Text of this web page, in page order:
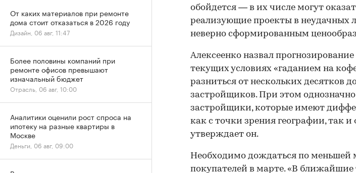
обойдется — в их числе могут
реализующие проекты в неудачных
неверно сформированным
Алексеенко назвал
текущих условиях «гаданием на
разниться от нескольких десятков
застройщиков. При этом
застройщики, которые имеют
как с точки зрения географии, так
утверждает он.
Необходимо дождаться по меньшей
покупателей в марте. «В ближайшие
От каких материалов при ремонте
дома стоит отказаться в 2026 году
Дизайн, 06 авг, 11:47
Более половины компаний при
ремонте офисов превышают
изначальный бюджет
Отрасль, 06 авг, 10:00
Аналитики оценили рост спроса на
ипотеку на разные квартиры в
Москве
Деньги, 06 авг, 09:00